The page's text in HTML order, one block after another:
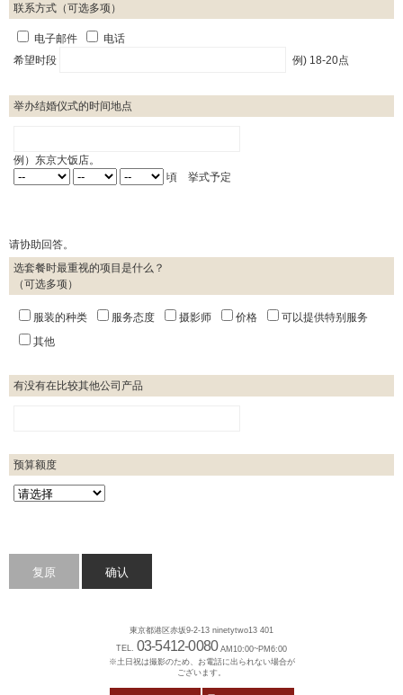
联系方式（可选多项）
电子邮件
电话
希望时段
例) 18-20点
举办结婚仪式的时间地点
例）东京大饭店。
頃 挙式予定
请协助回答。
选套餐时最重视的项目是什么？
（可选多项）
服装的种类 服务态度 摄影师 价格
可以提供特别服务
其他
有没有在比较其他公司产品
预算额度
東京都港区赤坂9-2-13 ninetytwo13 401
TEL. 03-5412-0080 AM10:00~PM6:00
※土日祝は撮影のため、お電話に出られない場合が
ございます。